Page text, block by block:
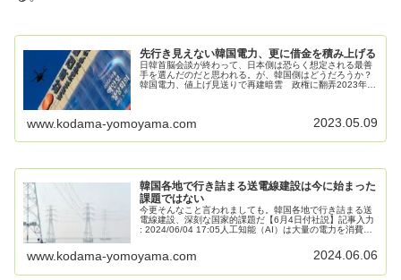
先行き見えない韓国電力、更に借金を積み上げる
日韓首脳会談が終わって、日本側は恐らく想定される最善
手を選んだのだと思われる。が、韓国側はどうだろうか？
韓国電力、値上げ見送りで再建暗雲 政権に翻弄2023年4
www.kodama-yomoyama.com 2023.05.09
韓国各地で行き詰まる送電線建設は今に始まった
課題ではない
今更そんなこと言われましても。韓国各地で行き詰まる送
電線建設、深刻な国家的課題だ【6月4日付社説】記事入力
: 2024/06/04 17:05人工知能（AI）は大量の電力を消費す
www.kodama-yomoyama.com 2024.06.06